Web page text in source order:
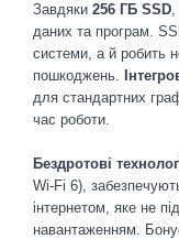
Завдяки 256 ГБ SSD,
даних та програм.
системи, а й робить
пошкоджень.
для стандартних
час роботи.
Бездротові
Wi-Fi 6),
інтернетом, яке не
навантаженням.